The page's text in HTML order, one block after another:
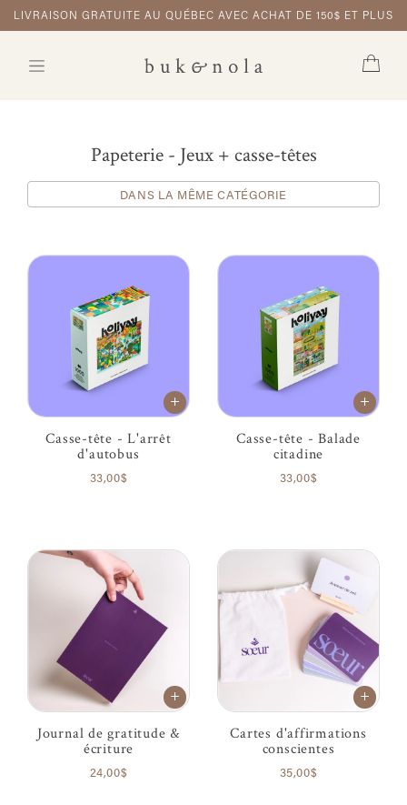
LIVRAISON GRATUITE AU QUÉBEC AVEC ACHAT DE 150$ ET PLUS
Papeterie - Jeux + casse-têtes
DANS LA MÊME CATÉGORIE
Casse-tête - L'arrêt
d'autobus
33,00$
Casse-tête - Balade
citadine
33,00$
Journal de gratitude &
écriture
24,00$
Cartes d'affirmations
conscientes
35,00$